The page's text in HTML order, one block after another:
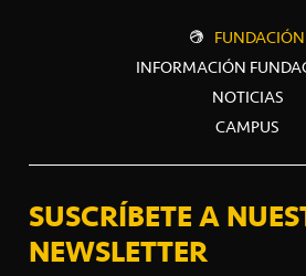
FUNDACIÓN
INFORMACIÓN
NOTICIAS
CAMPUS
SUSCRÍBETE A
NEWSLETTER